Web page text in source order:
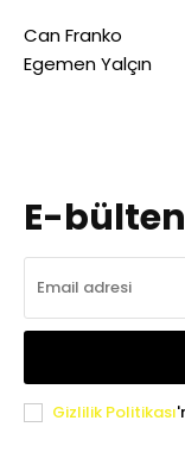
Can Franko
Egemen Yalçın
E-
Gizlilik Politikası